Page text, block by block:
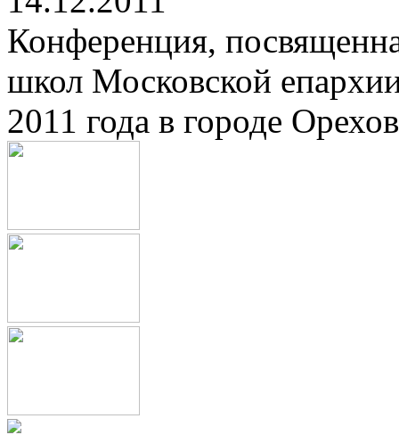
Конференция,
школ Московской
2011 года в городе